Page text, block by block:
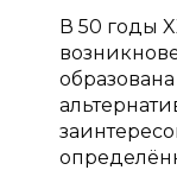
В 50 годы